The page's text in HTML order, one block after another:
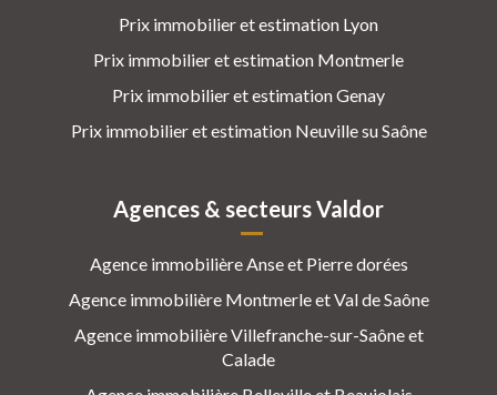
Prix immobilier et estimation Lyon
Prix immobilier et estimation Montmerle
Prix immobilier et estimation Genay
Prix immobilier et estimation Neuville su Saône
Agences & secteurs Valdor
Agence immobilière Anse et Pierre dorées
Agence immobilière Montmerle et Val de Saône
Agence immobilière Villefranche-sur-Saône et
Calade